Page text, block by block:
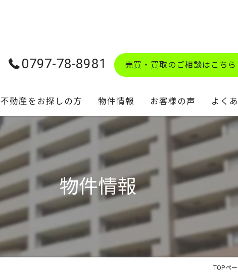
0797-78-8981 売買・買取のご相談はこちら
不動産をお探しの方 物件情報
学校区マップ
お客様の声 よく
物件情報
TOPペ